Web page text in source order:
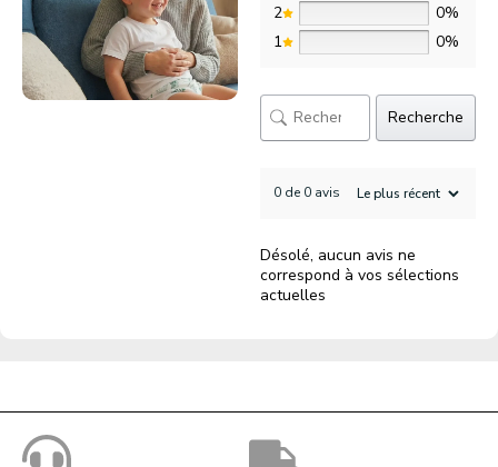
2
0%
1
0%
Recherche
0 de 0 avis
Désolé, aucun avis ne
correspond à vos sélections
actuelles